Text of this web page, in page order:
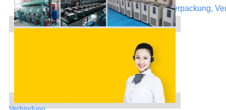
für weitere Einzelheiten über Preis, Verpackung,
Rabatt in